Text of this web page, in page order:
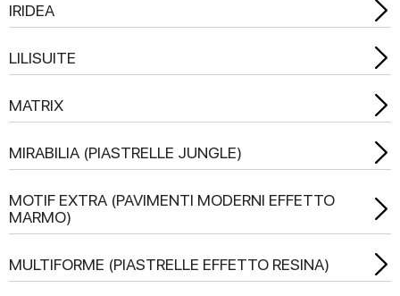
IRIDEA
LILISUITE
MATRIX
MIRABILIA (PIASTRELLE JUNGLE)
MOTIF EXTRA (PAVIMENTI MODERNI EFFETTO
MARMO)
MULTIFORME (PIASTRELLE EFFETTO RESINA)